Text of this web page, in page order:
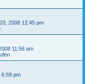
2008 12:45 pm
11:56 am
6:59 pm